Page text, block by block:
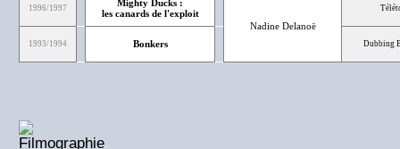
1996/1997
Mighty Ducks :
les canards de l'exploit
Nadine Delanoë
1993/1994 Bonkers Dubbing